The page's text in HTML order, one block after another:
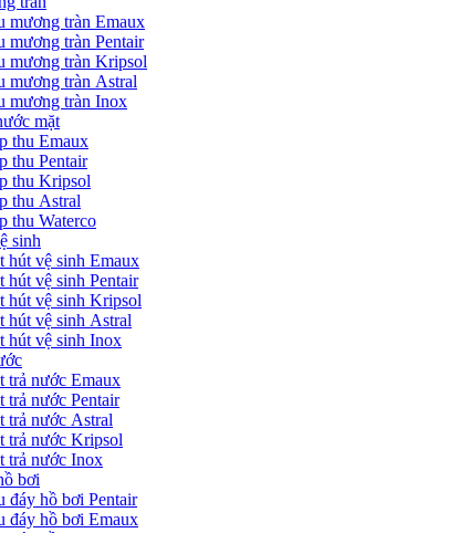
mương tràn Emaux
mương tràn Pentair
mương tràn Kripsol
mương tràn Astral
mương tràn Inox
mặt
thu Emaux
thu Pentair
thu Kripsol
thu Astral
thu Waterco
sinh
hút vệ sinh Emaux
hút vệ sinh Pentair
hút vệ sinh Kripsol
hút vệ sinh Astral
hút vệ sinh Inox
trả nước Emaux
trả nước Pentair
trả nước Astral
trả nước Kripsol
trả nước Inox
bơi
đáy hồ bơi Pentair
đáy hồ bơi Emaux